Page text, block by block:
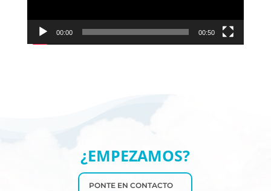
00:00 00:50
¿EMPEZAMOS?
PONTE EN CONTACTO